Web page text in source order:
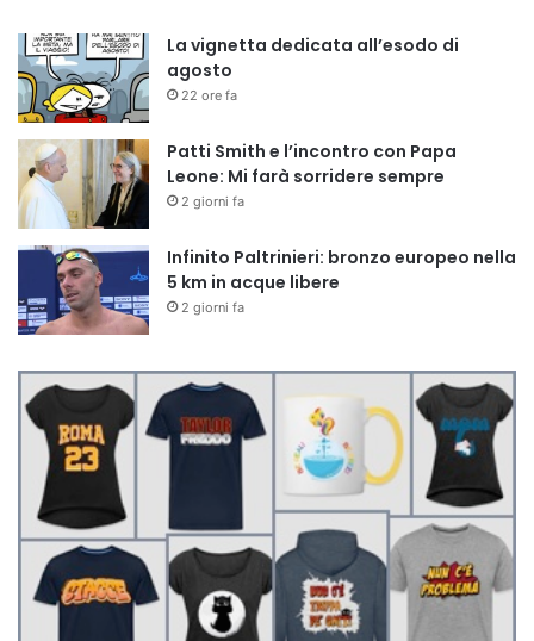
La vignetta dedicata all’esodo di
agosto
22 ore fa
Patti Smith e l’incontro con Papa
Leone: Mi farà sorridere sempre
2 giorni fa
Infinito Paltrinieri: bronzo europeo nella
5 km in acque libere
2 giorni fa